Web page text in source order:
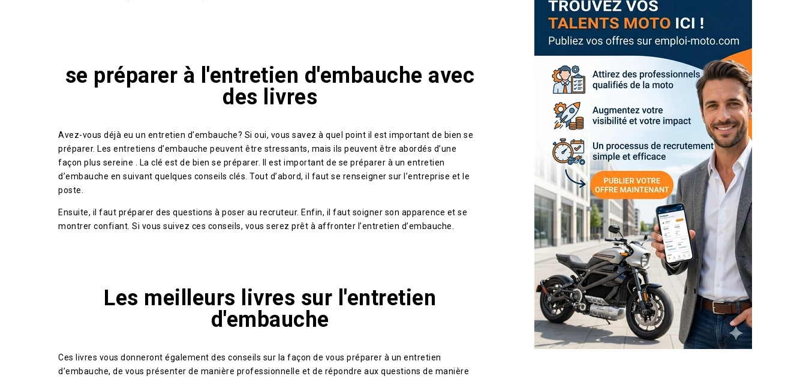
se préparer à l'entretien d'embauche avec
des livres
Avez-vous déjà eu un entretien d’embauche? Si oui, vous savez à quel point il est important de bien se
préparer. Les entretiens d’embauche peuvent être stressants, mais ils peuvent être abordés d’une
façon plus sereine . La clé est de bien se préparer. Il est important de se préparer à un entretien
d’embauche en suivant quelques conseils clés. Tout d’abord, il faut se renseigner sur l’entreprise et le
poste.
Ensuite, il faut préparer des questions à poser au recruteur. Enfin, il faut soigner son apparence et se
montrer confiant. Si vous suivez ces conseils, vous serez prêt à affronter l’entretien d’embauche.
Les meilleurs livres sur l'entretien
d'embauche
Ces livres vous donneront également des conseils sur la façon de vous préparer à un entretien
d’embauche, de vous présenter de manière professionnelle et de répondre aux questions de manière